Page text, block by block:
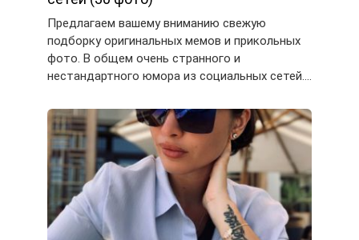
Предлагаем вашему вниманию свежую
подборку оригинальных мемов и прикольных
фото. В общем очень странного и
нестандартного юмора из социальных сетей….